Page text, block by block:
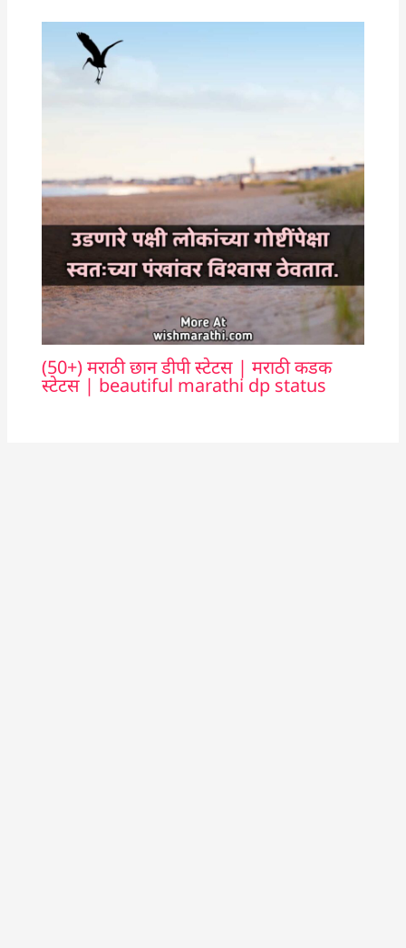
(50+) मराठी छान डीपी स्टेटस | मराठी कडक
स्टेटस | beautiful marathi dp status